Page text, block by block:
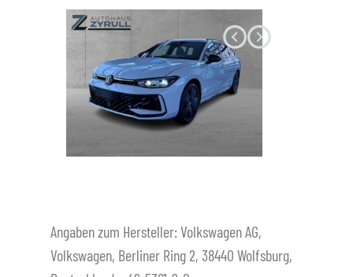
Angaben zum Hersteller: Volkswagen AG,
Volkswagen, Berliner Ring 2, 38440 Wolfsburg,